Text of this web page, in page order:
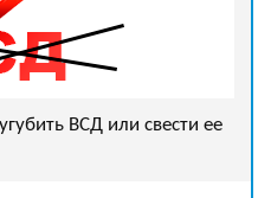
ВСД или свести ее